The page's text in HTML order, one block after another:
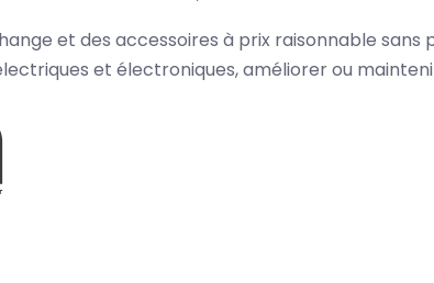
et des accessoires à prix raisonnable
et électroniques, améliorer ou